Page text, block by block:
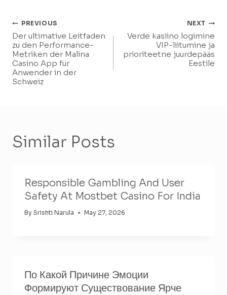
Post
Navigation
PREVIOUS
Der ultimative Leitfaden
zu den Performance-
Metriken der Malina
Casino App für
Anwender in der
Schweiz
NEXT
Verde kasiino logimine
VIP-liitumine ja
prioriteetne juurdepääs
Eestile
Similar Posts
Responsible Gambling And User
Safety At Mostbet Casino For India
By Srishti Narula May 27, 2026
По Какой Причине Эмоции
Формируют Существование Ярче